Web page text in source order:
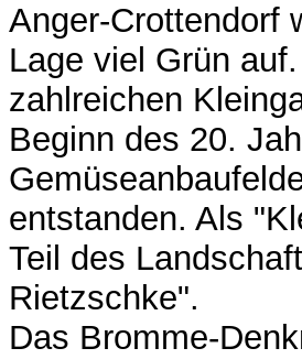
Anger-Crottendorf
Lage viel Grün
zahlreichen
Beginn des 20.
entstanden. Als
Teil des
Rietzschke".
Das Bromme-